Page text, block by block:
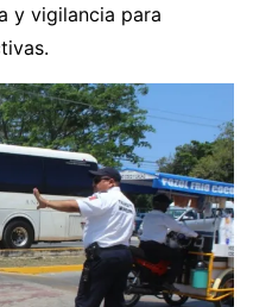
y vigilancia para